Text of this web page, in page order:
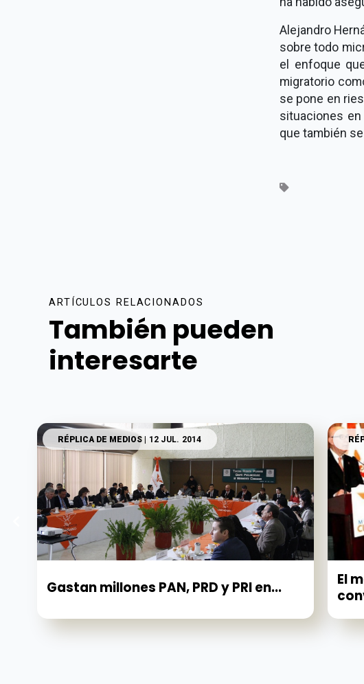
Alejandro
sobre todo
el enfoque
migratorio
se pone en
situaciones
que también
ARTÍCULOS RELACIONADOS
También pueden
interesarte
RÉPLICA DE MEDIOS | 12 JUL. 2014
Gastan millones PAN, PRD y PRI en...
El